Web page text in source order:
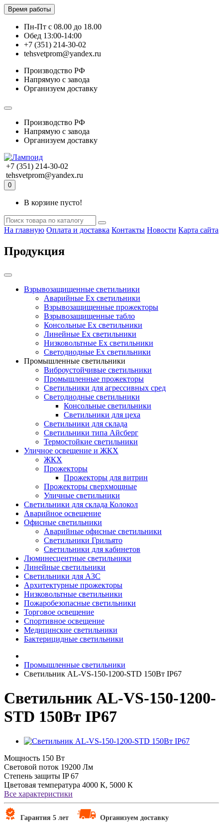
Время работы
Пн-Пт с 08.00 до 18.00
Обед 13:00-14:00
+7 (351) 214-30-02
tehsvetprom@yandex.ru
Производство РФ
Напрямую с завода
Организуем доставку
Производство РФ
Напрямую с завода
Организуем доставку
+7 (351) 214-30-02
tehsvetprom@yandex.ru
0
В корзине пусто!
На главную Оплата и доставка Контакты Новости Карта сайта
Продукция
Взрывозащищенные светильники
Аварийные Ex светильники
Взрывозащищенные прожекторы
Взрывозащищенные табло
Консольные Ех светильники
Линейные Ex светильники
Низковольтные Ex светильники
Светодиодные Ex светильники
Промышленные светильники
Виброустойчивые светильники
Промышленные прожекторы
Светильники для агрессивных сред
Светодиодные светильники
Консольные светильники
Светильники для цеха
Светильники для склада
Светильники типа Айсберг
Термостойкие светильники
Уличное освещение и ЖКХ
ЖКХ
Прожекторы
Прожекторы для витрин
Прожекторы сверхмощные
Уличные светильники
Светильники для склада Колокол
Аварийное освещение
Офисные светильники
Аварийные офисные светильники
Светильники Грильято
Светильники для кабинетов
Люминесцентные светильники
Линейные светильники
Светильники для АЗС
Архитектурные прожекторы
Низковольтные светильники
Пожаробезопасные светильники
Торговое освещение
Спортивное освещение
Медицинские светильники
Бактерицидные светильники
Промышленные светильники
Светильник AL-VS-150-1200-STD 150Вт IP67
Светильник AL-VS-150-1200-
STD 150Вт IP67
Мощность 150 Вт
Световой поток 19200 Лм
Степень защиты IP 67
Цветовая температура 4000 К, 5000 К
Все характеристики
Гарантия 5 лет Организуем доставку